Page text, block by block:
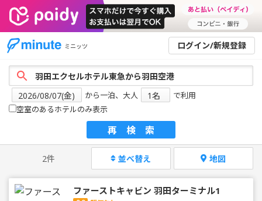
ミニッツ ログイン/新規登録
から一泊、大人
で利用
空室のあるホテルのみ表示
再検索
2件 並べ替え 地図
ファーストキャビン 羽田ターミナル1